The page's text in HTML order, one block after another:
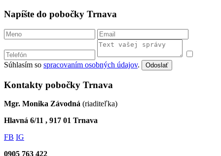
Napíšte do pobočky Trnava
Súhlasím so spracovaním osobných údajov. Odoslať
Kontakty pobočky Trnava
Mgr. Monika Závodná (riaditeľka)
Hlavná 6/11 , 917 01 Trnava
FB IG
0905 763 422